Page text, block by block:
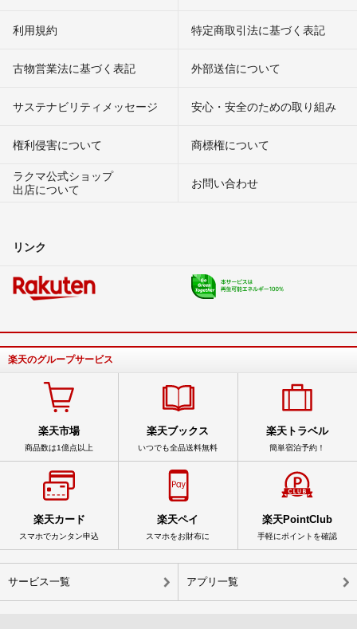
利用規約 特定商取引法に基づく表記
古物営業法に基づく表記 外部送信について
サステナビリティメッセージ 安心・安全のための取り組み
権利侵害について
商標権について
ラクマ公式ショップ
出店について
お問い合わせ
リンク
楽天のグループサービス
楽天市場
商品数は1億点以上
楽天ブックス
いつでも全品送料無料
楽天トラベル
簡単宿泊予約！
楽天カード
スマホでカンタン申込
楽天ペイ
スマホをお財布に
楽天PointClub
手軽にポイントを確認
サービス一覧 アプリ一覧